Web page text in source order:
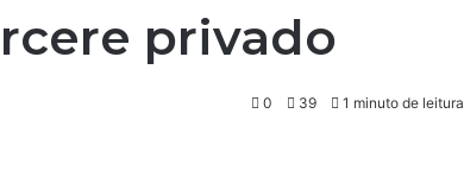
privado
0 39 1 minuto de leitura